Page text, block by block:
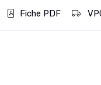
Fiche PDF